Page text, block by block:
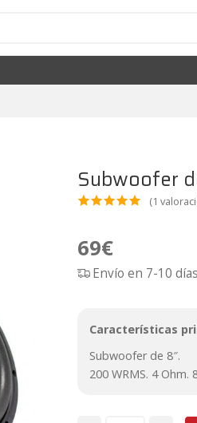
Subwoofer
do 5.00
sobre 5
basado
cliente
(1
69€
Envío en 7-10 días
Características
Subwoofer de 8″.
200 WRMS. 4 Ohm.